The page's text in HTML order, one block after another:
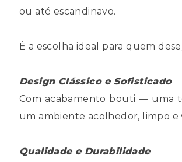
ou até escandinavo.
É a escolha ideal para quem
Design Clássico e Sofisticado
Com acabamento bouti — uma
um ambiente acolhedor, limpo
Qualidade e Durabilidade